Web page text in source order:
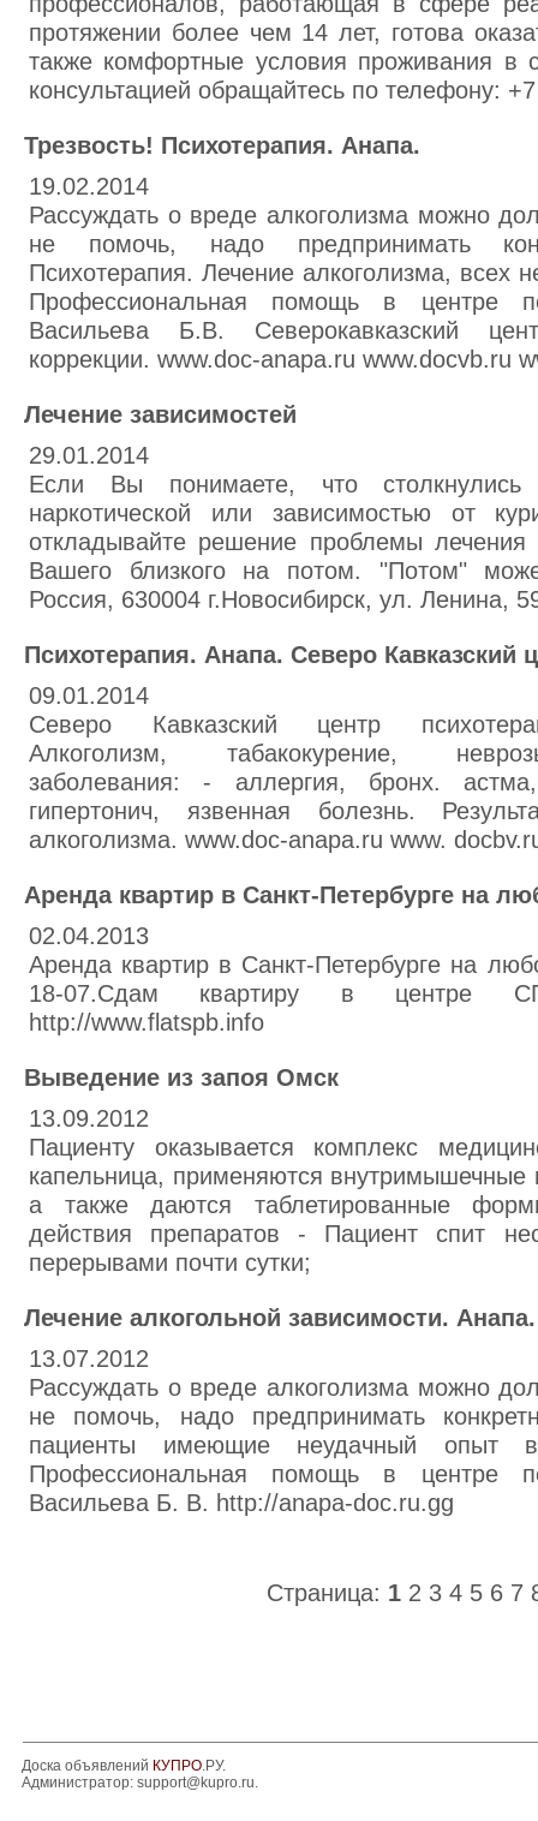
протяжении более чем 14 лет, готова
также комфортные условия проживания в
консультацией обращайтесь по телефону:
Трезвость! Психотерапия. Анапа.
19.02.2014
Рассуждать о вреде алкоголизма можно
не помочь, надо предпринимать
Психотерапия. Лечение алкоголизма, всех
Профессиональная помощь в центре
Васильева Б.В. Северокавказский
коррекции. www.doc-anapa.ru www.docvb.ru
Лечение зависимостей
29.01.2014
Если Вы понимаете, что
наркотической или зависимостью от
откладывайте решение проблемы
Вашего близкого на потом. "Потом"
Россия, 630004 г.Новосибирск, ул. Ленина,
Психотерапия. Анапа. Северо Кавказский
09.01.2014
Северо Кавказский центр
Алкоголизм, табакокурение,
заболевания: - аллергия, бронх.
гипертонич, язвенная болезнь.
алкоголизма. www.doc-anapa.ru www.
Аренда квартир в Санкт-Петербурге на
02.04.2013
Аренда квартир в Санкт-Петербурге на
18-07.Сдам квартиру в центре
http://www.flatspb.info
Выведение из запоя Омск
13.09.2012
Пациенту оказывается комплекс
капельница, применяются внутримышечные
а также даются таблетированные
действия препаратов - Пациент спит
перерывами почти сутки;
Лечение алкогольной зависимости. Анапа.
13.07.2012
Рассуждать о вреде алкоголизма можно
не помочь, надо предпринимать
пациенты имеющие неудачный опыт в
Профессиональная помощь в центре
Васильева Б. В. http://anapa-doc.ru.gg
Страница: 1 2 3 4 5 6 7
Доска объявлений КУПРО.РУ.
Администратор: support@kupro.ru.